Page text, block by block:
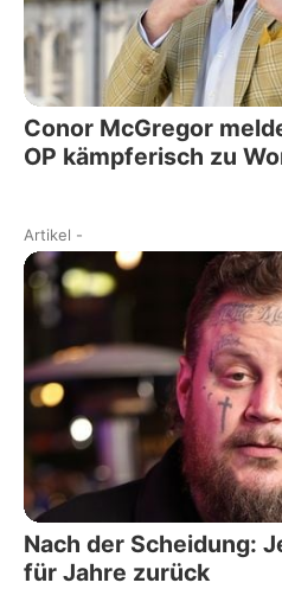
Conor McGregor
OP kämpferisch zu
Artikel -
Nach der Scheidung:
für Jahre zurück